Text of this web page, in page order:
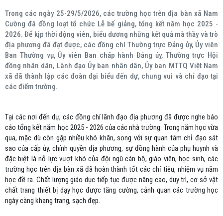
Trong các ngày 25-29/5/2026, các trường học trên địa bàn xã Nam
Cường đã đồng loạt tổ chức Lễ bế giảng, tổng kết năm học 2025 -
2026. Để kịp thời động viên, biểu dương những kết quả mà thầy và trò
địa phương đã đạt được, các đồng chí Thường trực Đảng ủy, Ủy viên
Ban Thường vụ, Ủy viên Ban chấp hành Đảng ủy, Thường trực Hội
đồng nhân dân, Lãnh đạo Ủy ban nhân dân, Ủy ban MTTQ Việt Nam
xã đã thành lập các đoàn đại biểu đến dự, chung vui và chỉ đạo tại
các điểm trường.
Tại các nơi đến dự, các đồng chí lãnh đạo địa phương đã được nghe báo
cáo tổng kết năm học 2025 - 2026 của các nhà trường. Trong năm học vừa
qua, mặc dù còn gặp nhiều khó khăn, song với sự quan tâm chỉ đạo sát
sao của cấp ủy, chính quyền địa phương, sự đồng hành của phụ huynh và
đặc biệt là nỗ lực vượt khó của đội ngũ cán bộ, giáo viên, học sinh, các
trường học trên địa bàn xã đã hoàn thành tốt các chỉ tiêu, nhiệm vụ năm
học đề ra. Chất lượng giáo dục tiếp tục được nâng cao, duy trì, cơ sở vật
chất trang thiết bị dạy học được tăng cường, cảnh quan các trường học
ngày càng khang trang, sạch đẹp.